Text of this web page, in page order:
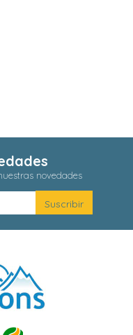
novedades